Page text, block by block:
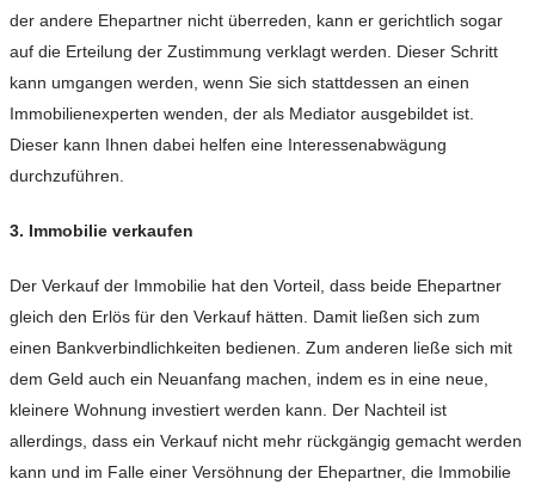
der andere Ehepartner nicht überreden, kann er gerichtlich sogar
auf die Erteilung der Zustimmung verklagt werden. Dieser Schritt
kann umgangen werden, wenn Sie sich stattdessen an einen
Immobilienexperten wenden, der als Mediator ausgebildet ist.
Dieser kann Ihnen dabei helfen eine Interessenabwägung
durchzuführen.
3. Immobilie verkaufen
Der Verkauf der Immobilie hat den Vorteil, dass beide Ehepartner
gleich den Erlös für den Verkauf hätten. Damit ließen sich zum
einen Bankverbindlichkeiten bedienen. Zum anderen ließe sich mit
dem Geld auch ein Neuanfang machen, indem es in eine neue,
kleinere Wohnung investiert werden kann. Der Nachteil ist
allerdings, dass ein Verkauf nicht mehr rückgängig gemacht werden
kann und im Falle einer Versöhnung der Ehepartner, die Immobilie